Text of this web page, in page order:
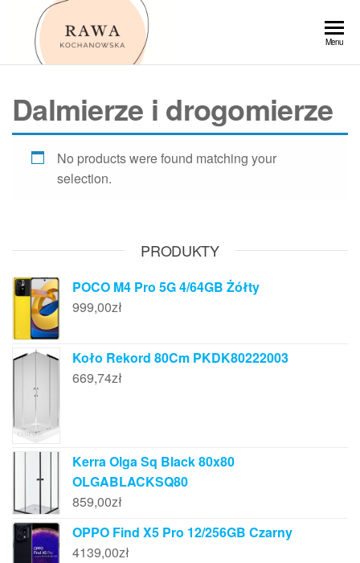
Przejdź
Menu
Dalmierze i drogomierze
No products were found matching your
selection.
PRODUKTY
POCO M4 Pro 5G 4/64GB Żółty
999,00zł
Koło Rekord 80Cm PKDK80222003
669,74zł
Kerra Olga Sq Black 80x80
OLGABLACKSQ80
859,00zł
OPPO Find X5 Pro 12/256GB Czarny
4139,00zł